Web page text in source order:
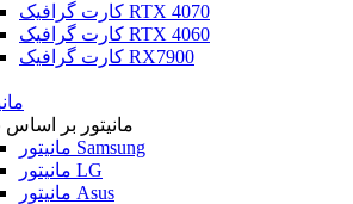
کارت گرافیک RTX 4070
کارت گرافیک RTX 4060
کارت گرافیک RX7900
مانیتور بر اساس
مانیتور Samsung
مانیتور LG
مانیتور Asus